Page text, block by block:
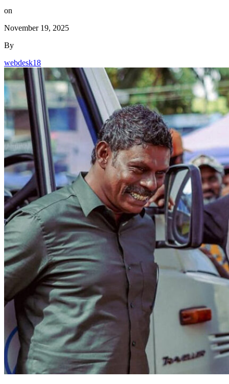
on
November 19, 2025
By
webdesk18